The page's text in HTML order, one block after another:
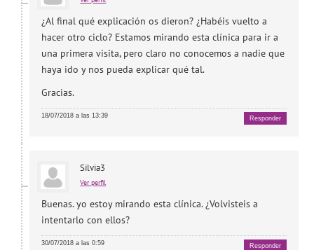
¿Al final qué explicación os dieron? ¿Habéis vuelto a
hacer otro ciclo? Estamos mirando esta clínica para ir a
una primera visita, pero claro no conocemos a nadie que
haya ido y nos pueda explicar qué tal.
Gracias.
18/07/2018 a las 13:39 Responder
Silvia3
Ver perfil
Buenas. yo estoy mirando esta clínica. ¿Volvisteis a
intentarlo con ellos?
30/07/2018 a las 0:59 Responder